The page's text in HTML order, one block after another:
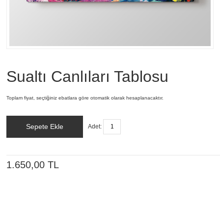
Sualtı Canlıları Tablosu
Toplam fiyat, seçtiğiniz ebatlara göre otomatik olarak hesaplanacaktır.
Sepete Ekle Adet:
1.650,00 TL